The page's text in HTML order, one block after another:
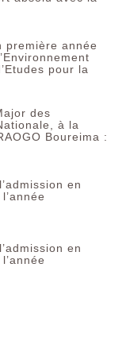
première année
pour la
des
à la
Boureima :
en
en